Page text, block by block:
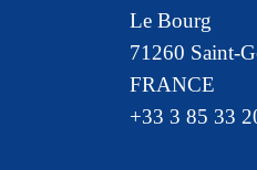
Le Bourg
71260 Saint-
FRANCE
+33 3 85 33